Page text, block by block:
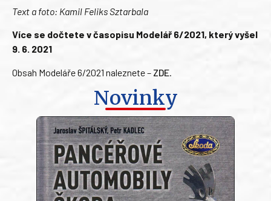
Text a foto: Kamil Feliks Sztarbala
Více se dočtete v časopisu Modelář 6/2021, který vyšel
9. 6. 2021
Obsah Modeláře 6/2021 naleznete – ZDE.
Novinky